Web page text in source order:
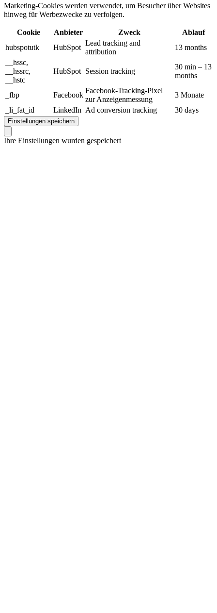
Marketing-Cookies werden verwendet, um Besucher über Websites
hinweg für Werbezwecke zu verfolgen.
Cookie Anbieter Zweck
Ablauf
hubspotutk
HubSpot
Lead tracking and
attribution
13 months
__hssc,
__hssrc,
__hstc
HubSpot Session tracking
30 min – 13
months
_fbp Facebook
Facebook-Tracking-Pixel
zur Anzeigenmessung
3 Monate
_li_fat_id
LinkedIn Ad conversion tracking 30 days
Einstellungen speichern
Ihre Einstellungen wurden gespeichert